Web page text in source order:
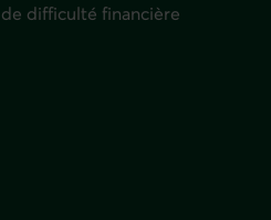
difficulté financière